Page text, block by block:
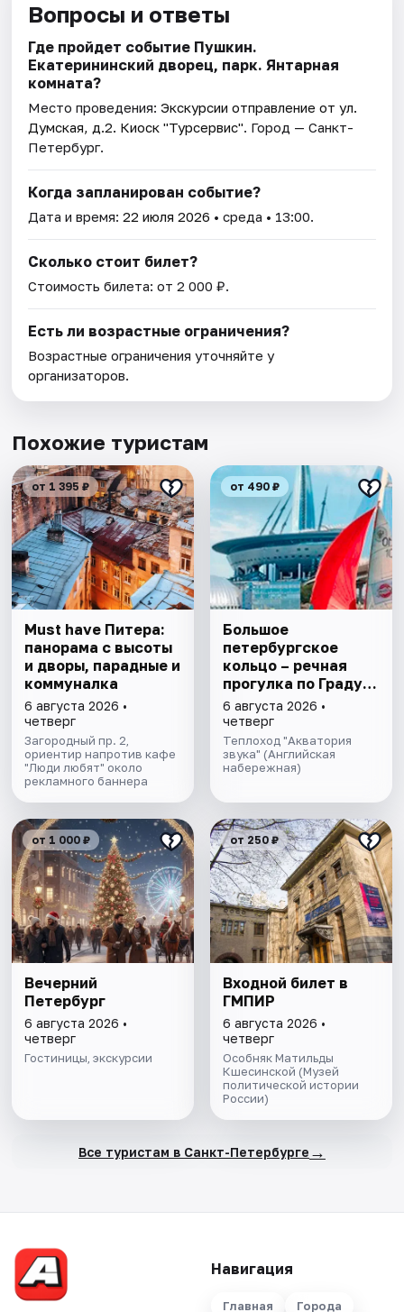
Вопросы и ответы
Где пройдет событие Пушкин.
Екатерининский дворец, парк. Янтарная
комната?
Место проведения:Экскурсии отправление от ул.
Думская, д.2. Киоск "Турсервис". Город — Санкт-
Петербург.
Когда запланирован событие?
Дата и время:22 июля 2026 • среда • 13:00.
Сколько стоит билет?
Стоимость билета: от 2 000 ₽.
Есть ли возрастные ограничения?
Возрастные ограничения уточняйте у
организаторов.
Похожие туристам
от 1 395 ₽
Must have Питера:
панорама с высоты
и дворы, парадные и
коммуналка
6 августа 2026 •
четверг
Загородный пр. 2,
ориентир напротив кафе
"Люди любят" около
рекламного баннера
от 490 ₽
Большое
петербургское
кольцо – речная
прогулка пo Граду
на Неве с
авторской
экскурсией и живой
музыкой в тёплом
салоне теплохода
6 августа 2026 •
четверг
Теплоход "Акватория
звука" (Английская
набережная)
от 1 000 ₽
Вечерний
Петербург
6 августа 2026 •
четверг
Гостиницы, экскурсии
от 250 ₽
Входной билет в
ГМПИР
6 августа 2026 •
четверг
Особняк Матильды
Кшесинской (Музей
политической истории
России)
Все туристам в Санкт-Петербурге →
Навигация
Главная Города